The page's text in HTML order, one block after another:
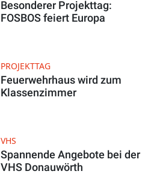
Besonderer Projekttag:
FOSBOS feiert Europa
PROJEKTTAG
Feuerwehrhaus wird zum
Klassenzimmer
VHS
Spannende Angebote bei der
VHS Donauwörth